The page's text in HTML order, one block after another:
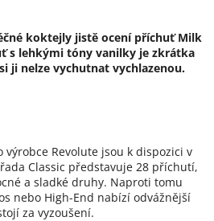
koktejly jistě ocení příchuť Milk
s lehkými tóny vanilky je zkrátka
ji nelze vychutnat vychlazenou.
Revolute jsou k dispozici v
Classic představuje 28 příchutí,
a sladké druhy. Naproti tomu
nebo High-End nabízí odvážnější
za vyzoušení.